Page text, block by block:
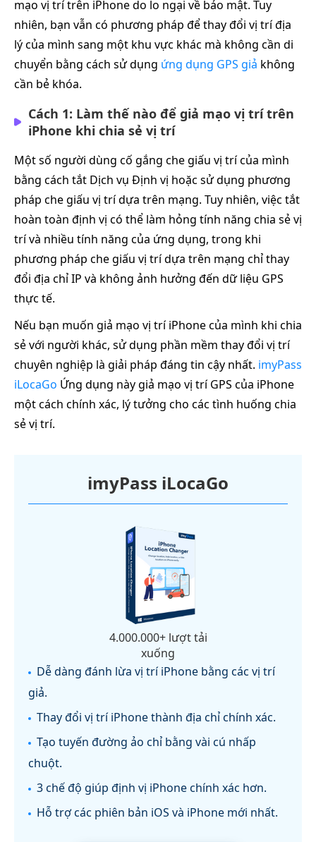
mạo vị trí trên iPhone do lo ngại về bảo mật. Tuy
nhiên, bạn vẫn có phương pháp để thay đổi vị trí địa
lý của mình sang một khu vực khác mà không cần di
chuyển bằng cách sử dụng ứng dụng GPS giả không
cần bẻ khóa.
Cách 1: Làm thế nào để giả mạo vị trí trên
iPhone khi chia sẻ vị trí
Một số người dùng cố gắng che giấu vị trí của mình
bằng cách tắt Dịch vụ Định vị hoặc sử dụng phương
pháp che giấu vị trí dựa trên mạng. Tuy nhiên, việc tắt
hoàn toàn định vị có thể làm hỏng tính năng chia sẻ vị
trí và nhiều tính năng của ứng dụng, trong khi
phương pháp che giấu vị trí dựa trên mạng chỉ thay
đổi địa chỉ IP và không ảnh hưởng đến dữ liệu GPS
thực tế.
Nếu bạn muốn giả mạo vị trí iPhone của mình khi chia
sẻ với người khác, sử dụng phần mềm thay đổi vị trí
chuyên nghiệp là giải pháp đáng tin cậy nhất. imyPass
iLocaGo Ứng dụng này giả mạo vị trí GPS của iPhone
một cách chính xác, lý tưởng cho các tình huống chia
sẻ vị trí.
imyPass iLocaGo
4.000.000+ lượt tải
xuống
Dễ dàng đánh lừa vị trí iPhone bằng các vị trí
giả.
Thay đổi vị trí iPhone thành địa chỉ chính xác.
Tạo tuyến đường ảo chỉ bằng vài cú nhấp
chuột.
3 chế độ giúp định vị iPhone chính xác hơn.
Hỗ trợ các phiên bản iOS và iPhone mới nhất.